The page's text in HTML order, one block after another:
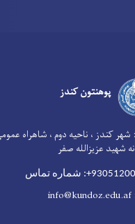
پوهنتون کندز
شهر کندز ، ناحیه دوم ، شاهراه
شهید عزیزالله صفر
شماره تماس
info@kundoz.edu.af